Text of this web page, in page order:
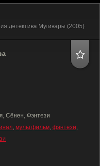
детектива Мугивары (2005)
Сёнен, Фэнтези
, мультфильм, фэнтези,